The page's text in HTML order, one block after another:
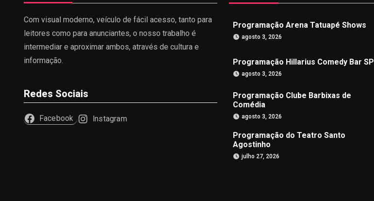
Com visual moderno, veículo de fácil acesso, tanto para
leitores como para anunciantes, o nosso trabalho é
intermediar e aproximar ambos, através de cultura e
informação.
Redes Sociais
Facebook Instagram
Programação Arena Tatuapé Shows
agosto 3, 2026
Programação Hillarius Comedy Bar SP
agosto 3, 2026
Programação Clube Barbixas de
Comédia
agosto 3, 2026
Programação do Teatro Santo
Agostinho
julho 27, 2026